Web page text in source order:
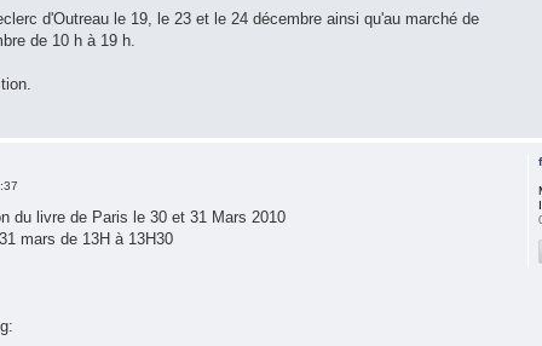
d'Outreau le 19, le 23 et le 24 décembre ainsi qu'au marché de
de 10 h à 19 h.
du livre de Paris le 30 et 31 Mars 2010
mars de 13H à 13H30